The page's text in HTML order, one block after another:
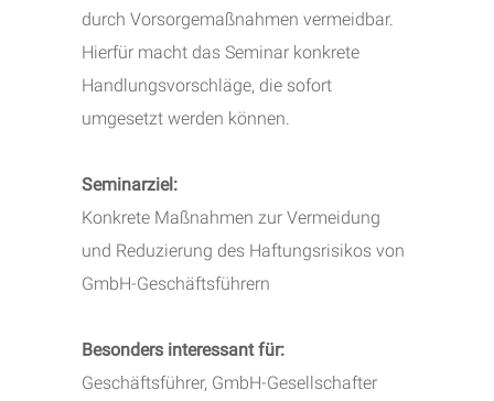
durch Vorsorgemaßnahmen vermeidbar.
Hierfür macht das Seminar konkrete
Handlungsvorschläge, die sofort
umgesetzt werden können.
Seminarziel:
Konkrete Maßnahmen zur Vermeidung
und Reduzierung des Haftungsrisikos von
GmbH-Geschäftsführern
Besonders interessant für:
Geschäftsführer, GmbH-Gesellschafter